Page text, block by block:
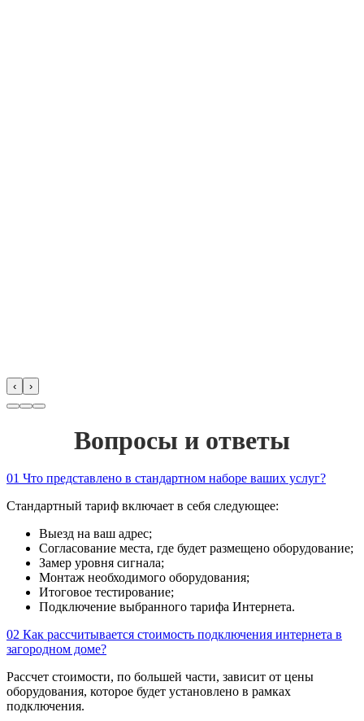
‹ ›
Вопросы и ответы
01 Что представлено в стандартном наборе ваших услуг?
Стандартный тариф включает в себя следующее:
Выезд на ваш адрес;
Согласование места, где будет размещено оборудование;
Замер уровня сигнала;
Монтаж необходимого оборудования;
Итоговое тестирование;
Подключение выбранного тарифа Интернета.
02 Как рассчитывается стоимость подключения интернета в
загородном доме?
Рассчет стоимости, по большей части, зависит от цены
оборудования, которое будет установлено в рамках
подключения.